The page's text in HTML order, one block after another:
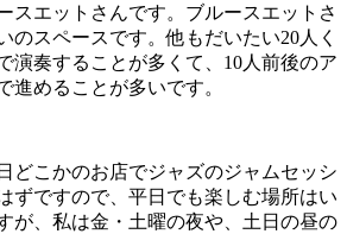
スエットさんです。ブルースエットさ
のスペースです。他もだいたい20人く
演奏することが多くて、10人前後のア
進めることが多いです。
どこかのお店でジャズのジャムセッシ
ずですので、平日でも楽しむ場所はい
が、私は金・土曜の夜や、土日の昼の